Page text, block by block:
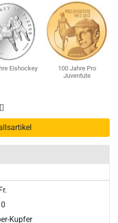
Eishockey
100 Jahre Pro
Juventute